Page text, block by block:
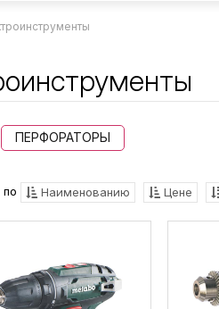
ПЕРФОРАТОРЫ
по Наименованию Цене